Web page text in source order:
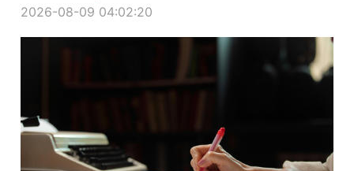
2026-08-09 04:02:20